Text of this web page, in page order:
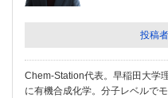
投稿
Chem-Station代表。早稲田大学
に有機合成化学。分子レベルで